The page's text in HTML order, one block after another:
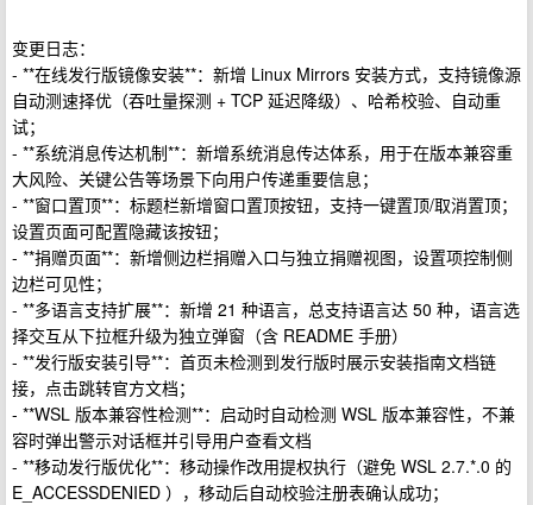
变更日志：
- **在线发行版镜像安装**：新增 Linux Mirrors 安装方式，支持镜像源
自动测速择优（吞吐量探测 + TCP 延迟降级）、哈希校验、自动重
试；
- **系统消息传达机制**：新增系统消息传达体系，用于在版本兼容重
大风险、关键公告等场景下向用户传递重要信息；
- **窗口置顶**：标题栏新增窗口置顶按钮，支持一键置顶/取消置顶；
设置页面可配置隐藏该按钮；
- **捐赠页面**：新增侧边栏捐赠入口与独立捐赠视图，设置项控制侧
边栏可见性；
- **多语言支持扩展**：新增 21 种语言，总支持语言达 50 种，语言选
择交互从下拉框升级为独立弹窗（含 README 手册）
- **发行版安装引导**：首页未检测到发行版时展示安装指南文档链
接，点击跳转官方文档；
- **WSL 版本兼容性检测**：启动时自动检测 WSL 版本兼容性，不兼
容时弹出警示对话框并引导用户查看文档
- **移动发行版优化**：移动操作改用提权执行（避免 WSL 2.7.*.0 的
E_ACCESSDENIED ），移动后自动校验注册表确认成功；